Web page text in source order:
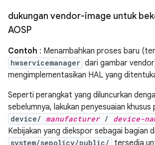
dukungan vendor-image untuk
AOSP
Contoh : Menambahkan proses baru
hwservicemanager dari gambar
mengimplementasikan HAL yang
Seperti perangkat yang diluncurkan
sebelumnya, lakukan penyesuaian
device/ manufacturer/ device-
Kebijakan yang diekspor sebagai bagian
system/sepolicy/public/ tersedia